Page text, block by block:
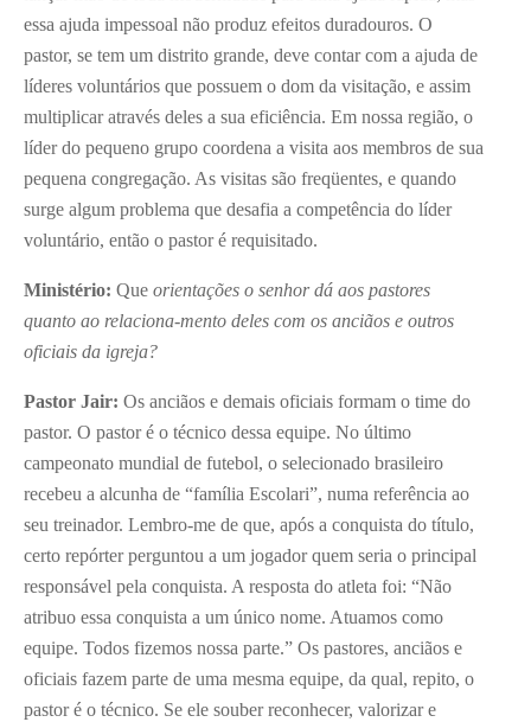
essa ajuda impessoal não produz efeitos duradouros. O
pastor, se tem um distrito grande, deve contar com a ajuda de
líderes voluntários que possuem o dom da visitação, e assim
multiplicar através deles a sua eficiência. Em nossa região, o
líder do pequeno grupo coordena a visita aos membros de sua
pequena congregação. As visitas são freqüentes, e quando
surge algum problema que desafia a competência do líder
voluntário, então o pastor é requisitado.
Ministério: Que orientações o senhor dá aos pastores
quanto ao relaciona-mento deles com os anciãos e outros
oficiais da igreja?
Pastor Jair: Os anciãos e demais oficiais formam o time do
pastor. O pastor é o técnico dessa equipe. No último
campeonato mundial de futebol, o selecionado brasileiro
recebeu a alcunha de “família Escolari”, numa referência ao
seu treinador. Lembro-me de que, após a conquista do título,
certo repórter perguntou a um jogador quem seria o principal
responsável pela conquista. A resposta do atleta foi: “Não
atribuo essa conquista a um único nome. Atuamos como
equipe. Todos fizemos nossa parte.” Os pastores, anciãos e
oficiais fazem parte de uma mesma equipe, da qual, repito, o
pastor é o técnico. Se ele souber reconhecer, valorizar e